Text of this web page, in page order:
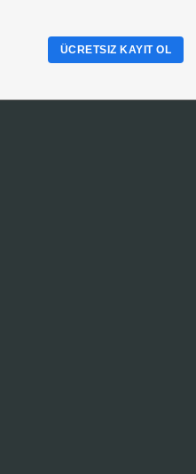
ÜCRETSIZ KAYIT OL